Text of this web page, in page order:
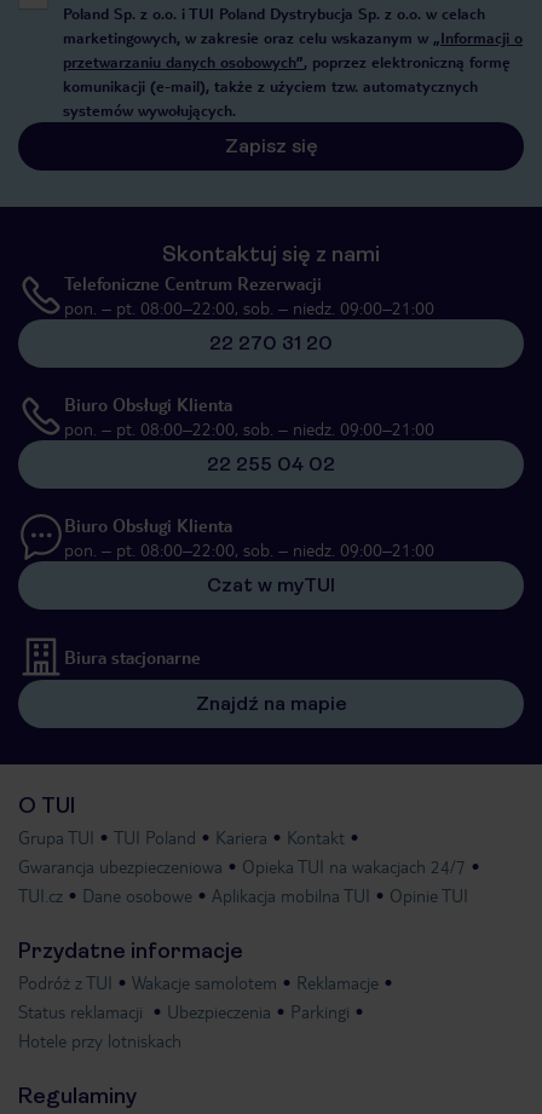
Poland Sp. z o.o. i TUI Poland Dystrybucja Sp. z o.o. w celach
marketingowych, w zakresie oraz celu wskazanym w „Informacji o
przetwarzaniu danych osobowych”, poprzez elektroniczną formę
komunikacji (e-mail), także z użyciem tzw. automatycznych
systemów wywołujących.
Zapisz się
Skontaktuj się z nami
Telefoniczne Centrum Rezerwacji
pon. – pt. 08:00–22:00, sob. – niedz. 09:00–21:00
22 270 31 20
Biuro Obsługi Klienta
pon. – pt. 08:00–22:00, sob. – niedz. 09:00–21:00
22 255 04 02
Biuro Obsługi Klienta
pon. – pt. 08:00–22:00, sob. – niedz. 09:00–21:00
Czat w myTUI
Biura stacjonarne
Znajdź na mapie
O TUI
Grupa TUI TUI Poland Kariera
Kontakt
Gwarancja ubezpieczeniowa
Opieka TUI na wakacjach 24/7
TUI.cz
Dane osobowe Aplikacja mobilna TUI Opinie TUI
Przydatne informacje
Podróż z TUI Wakacje samolotem
Reklamacje
Status reklamacji
Ubezpieczenia
Parkingi
Hotele przy lotniskach
Regulaminy